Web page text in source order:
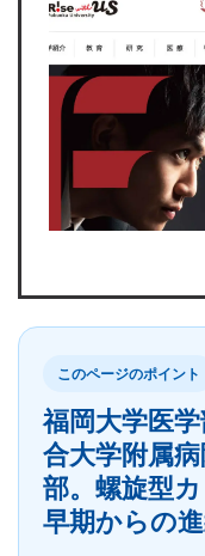
このページのポイント
福岡大学医
合大学附属
部。螺旋型
早期からの